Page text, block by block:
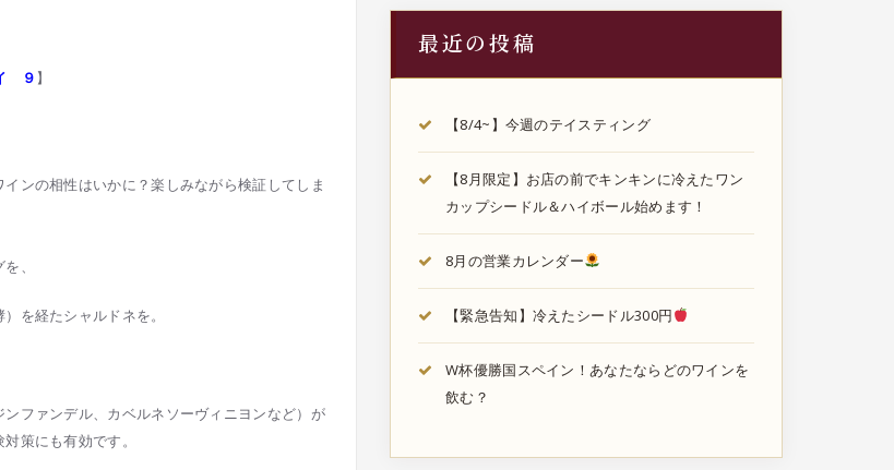
９ 】
ンの相性はいかに？楽しみながら検証してしま
、
を経たシャルドネを。
ファンデル、カベルネソーヴィニヨンなど）が
策にも有効です。
最近の投稿
【8/4~】今週のテイスティング
【8月限定】お店の前でキンキンに冷えたワン
カップシードル＆ハイボール始めます！
8月の営業カレンダー
【緊急告知】冷えたシードル300円
W杯優勝国スペイン！あなたならどのワインを
飲む？